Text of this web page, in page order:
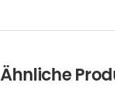
Ähnliche